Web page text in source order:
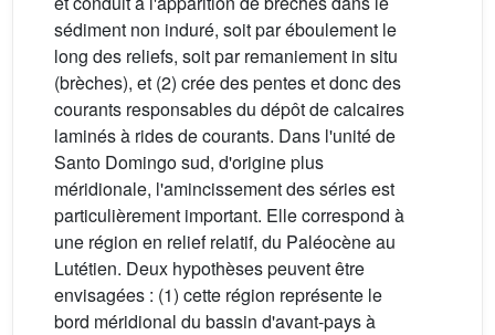
sédiment non induré, soit par éboulement le
long des reliefs, soit par remaniement in situ
(brèches), et (2) crée des pentes et donc des
courants responsables du dépôt de calcaires
laminés à rides de courants. Dans l'unité de
Santo Domingo sud, d'origine plus
méridionale, l'amincissement des séries est
particulièrement important. Elle correspond à
une région en relief relatif, du Paléocène au
Lutétien. Deux hypothèses peuvent être
envisagées : (1) cette région représente le
bord méridional du bassin d'avant-pays à